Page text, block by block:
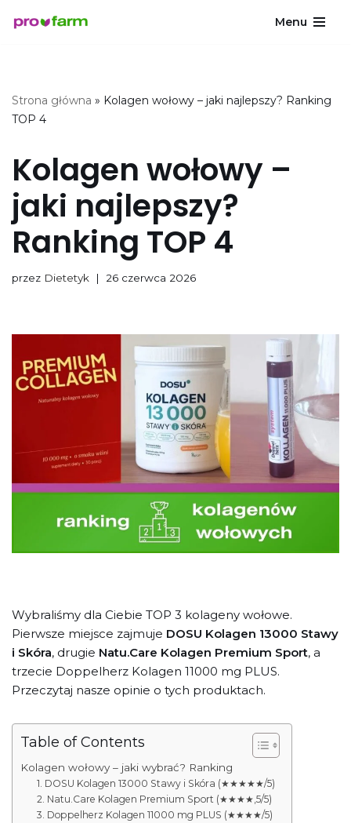
Menu
Strona główna » Kolagen wołowy – jaki najlepszy? Ranking
TOP 4
Kolagen wołowy –
jaki najlepszy?
Ranking TOP 4
przez Dietetyk 26 czerwca 2026
Wybraliśmy dla Ciebie TOP 3 kolageny wołowe.
Pierwsze miejsce zajmuje DOSU Kolagen 13000 Stawy
i Skóra, drugie Natu.Care Kolagen Premium Sport, a
trzecie Doppelherz Kolagen 11000 mg PLUS.
Przeczytaj nasze opinie o tych produktach.
Table of Contents
Kolagen wołowy – jaki wybrać? Ranking
1. DOSU Kolagen 13000 Stawy i Skóra (★★★★★/5)
2. Natu.Care Kolagen Premium Sport (★★★★,5/5)
3. Doppelherz Kolagen 11000 mg PLUS (★★★★/5)